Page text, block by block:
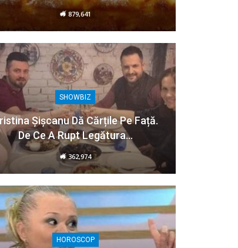
879,641
SHOWBIZ
Șișcanu Dă Cărțile Pe Față.
De Ce A Rupt Legătura…
362,974
HOROSCOP